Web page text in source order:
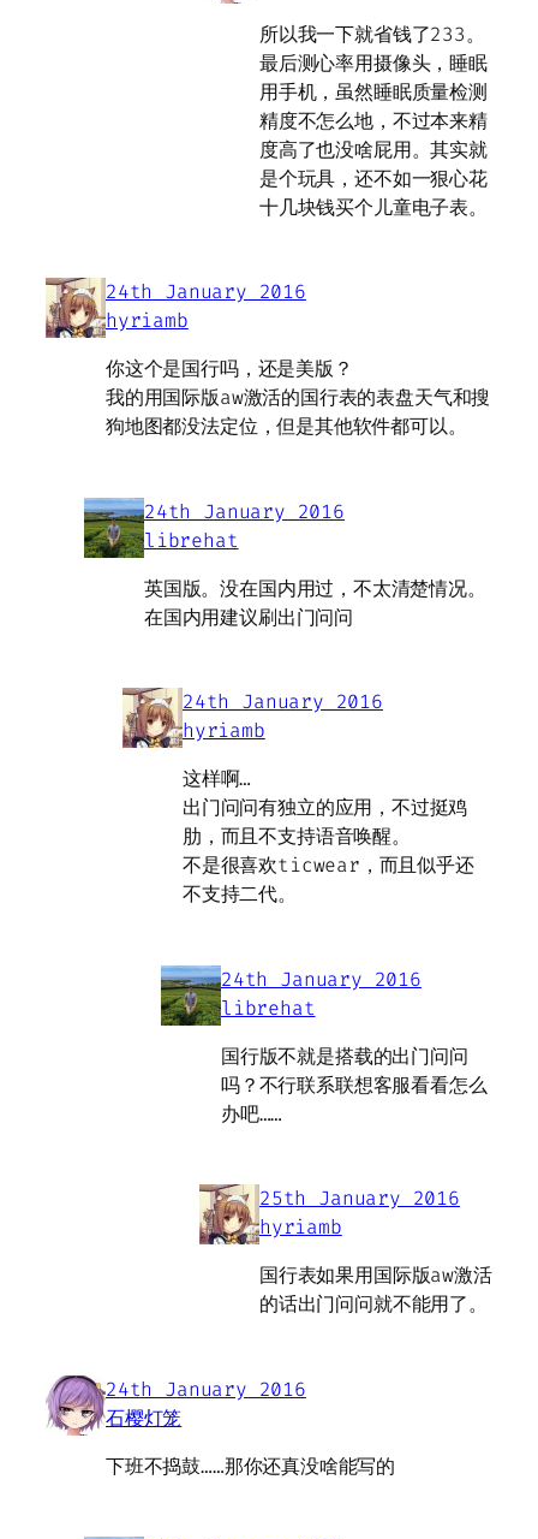
所以我一下就省钱了233。
最后测心率用摄像头，睡眠
用手机，虽然睡眠质量检测
精度不怎么地，不过本来精
度高了也没啥屁用。其实就
是个玩具，还不如一狠心花
十几块钱买个儿童电子表。
24th January 2016
hyriamb
你这个是国行吗，还是美版？
我的用国际版aw激活的国行表的表盘天气和搜
狗地图都没法定位，但是其他软件都可以。
24th January 2016
librehat
英国版。没在国内用过，不太清楚情况。
在国内用建议刷出门问问
24th January 2016
hyriamb
这样啊…
出门问问有独立的应用，不过挺鸡
肋，而且不支持语音唤醒。
不是很喜欢ticwear，而且似乎还
不支持二代。
24th January 2016
librehat
国行版不就是搭载的出门问问
吗？不行联系联想客服看看怎么
办吧……
25th January 2016
hyriamb
国行表如果用国际版aw激活
的话出门问问就不能用了。
24th January 2016
石樱灯笼
下班不捣鼓……那你还真没啥能写的